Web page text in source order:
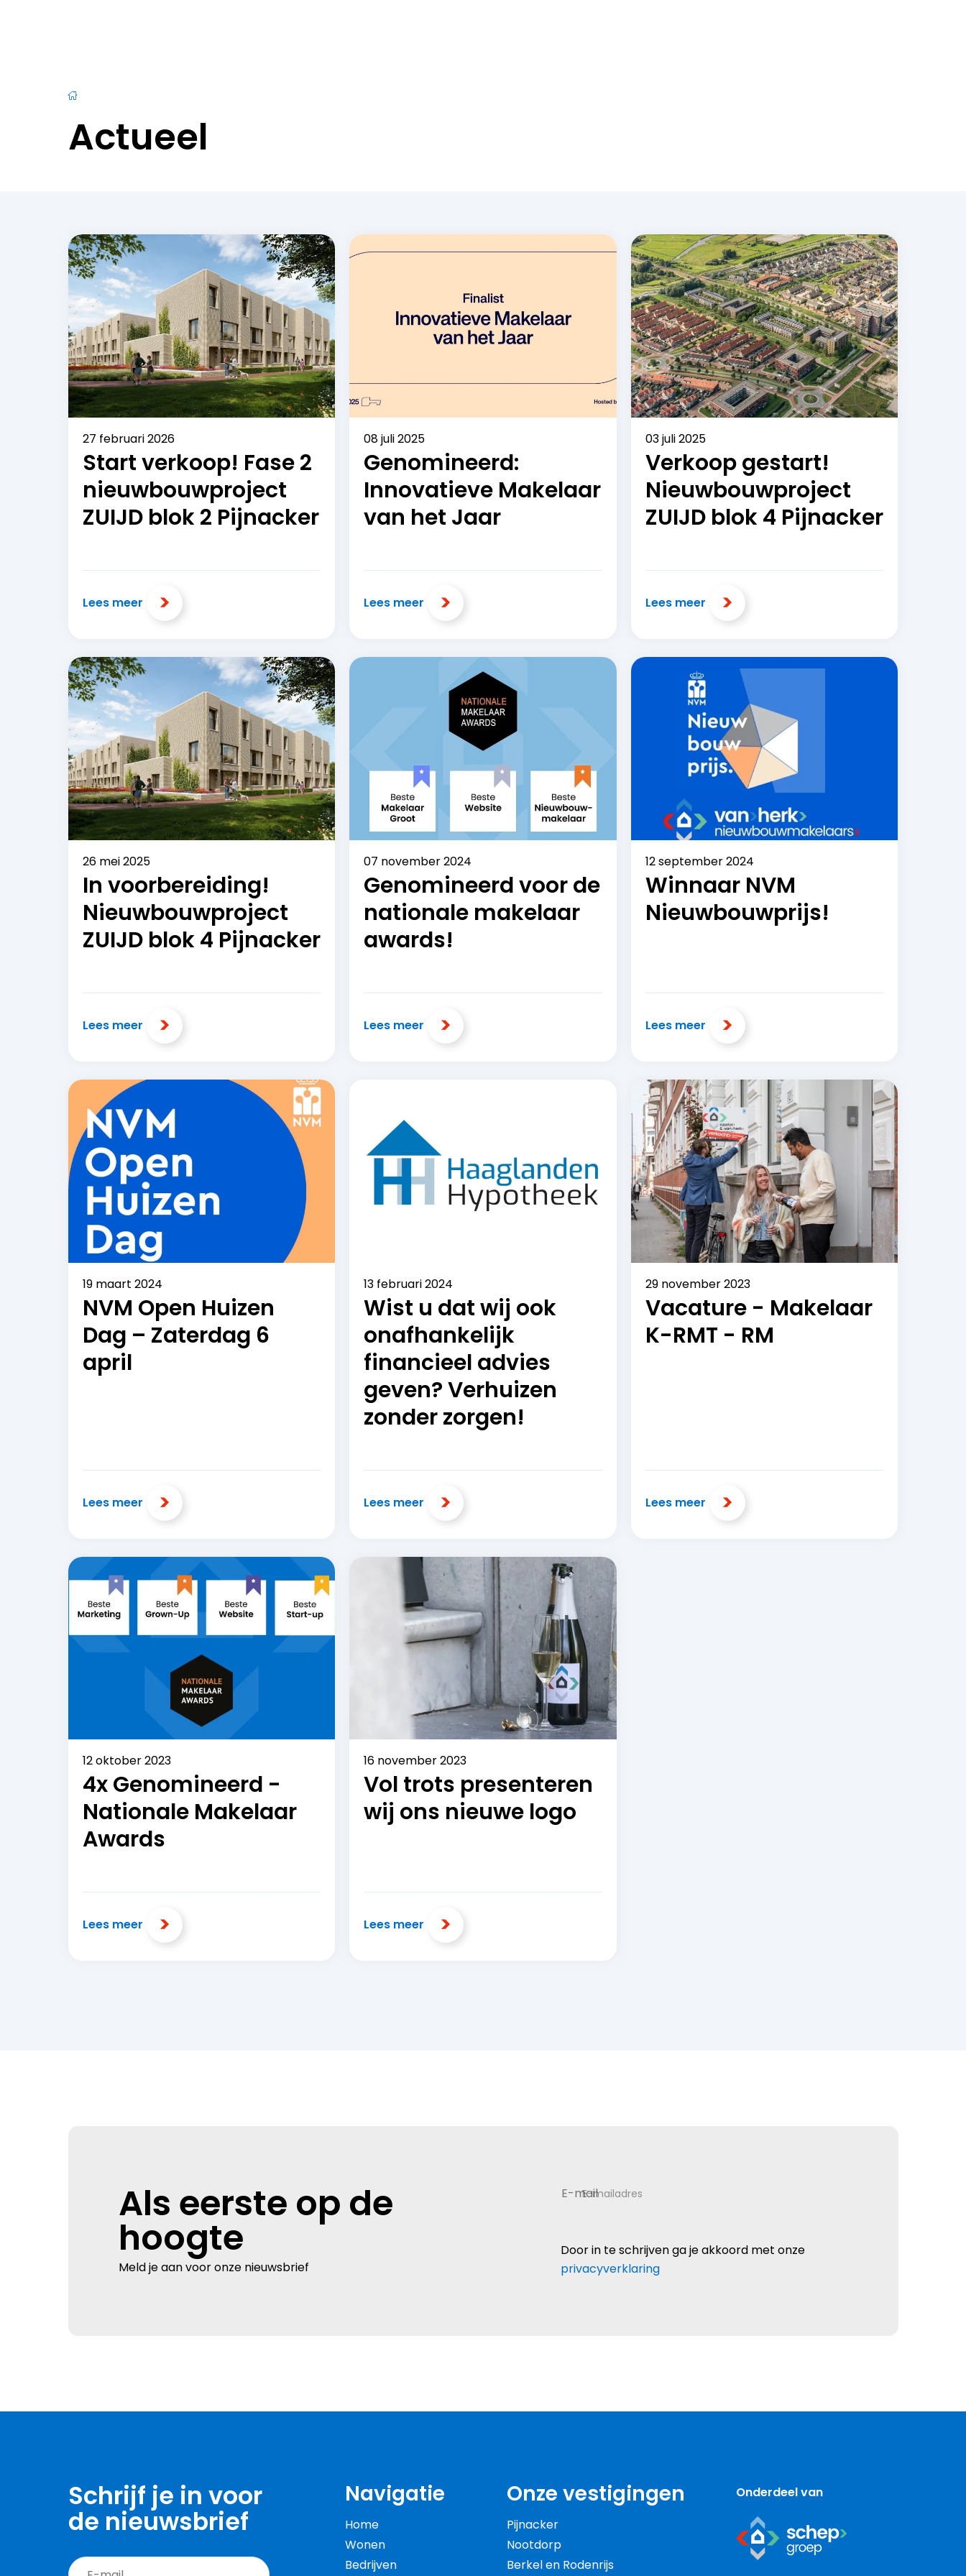
Actueel
27 februari 2026
Start verkoop! Fase 2
nieuwbouwproject
ZUIJD blok 2 Pijnacker
Lees meer
08 juli 2025
Genomineerd:
Innovatieve Makelaar
van het Jaar
Lees meer
03 juli 2025
Verkoop gestart!
Nieuwbouwproject
ZUIJD blok 4 Pijnacker
Lees meer
26 mei 2025
In voorbereiding!
Nieuwbouwproject
ZUIJD blok 4 Pijnacker
Lees meer
07 november 2024
Genomineerd voor de
nationale makelaar
awards!
Lees meer
12 september 2024
Winnaar NVM
Nieuwbouwprijs!
Lees meer
19 maart 2024
NVM Open Huizen
Dag – Zaterdag 6
april
Lees meer
13 februari 2024
Wist u dat wij ook
onafhankelijk
financieel advies
geven? Verhuizen
zonder zorgen!
Lees meer
29 november 2023
Vacature - Makelaar
K-RMT - RM
Lees meer
12 oktober 2023
4x Genomineerd -
Nationale Makelaar
Awards
Lees meer
16 november 2023
Vol trots presenteren
wij ons nieuwe logo
Lees meer
Als eerste op de
hoogte
Meld je aan voor onze nieuwsbrief
E-mailadres
Door in te schrijven ga je akkoord met onze
privacyverklaring
Schrijf je in voor
de nieuwsbrief
Navigatie
Home
Wonen
Bedrijven
Onze vestigingen
Pijnacker
Nootdorp
Berkel en Rodenrijs
Onderdeel van